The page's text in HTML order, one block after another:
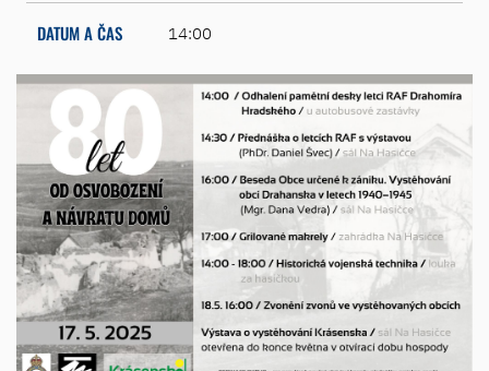
DATUM A ČAS 14:00